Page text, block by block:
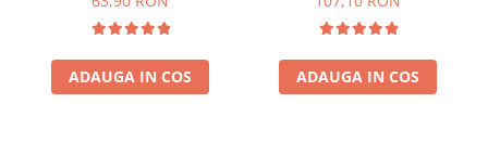
ADAUGA IN COS ADAUGA IN COS